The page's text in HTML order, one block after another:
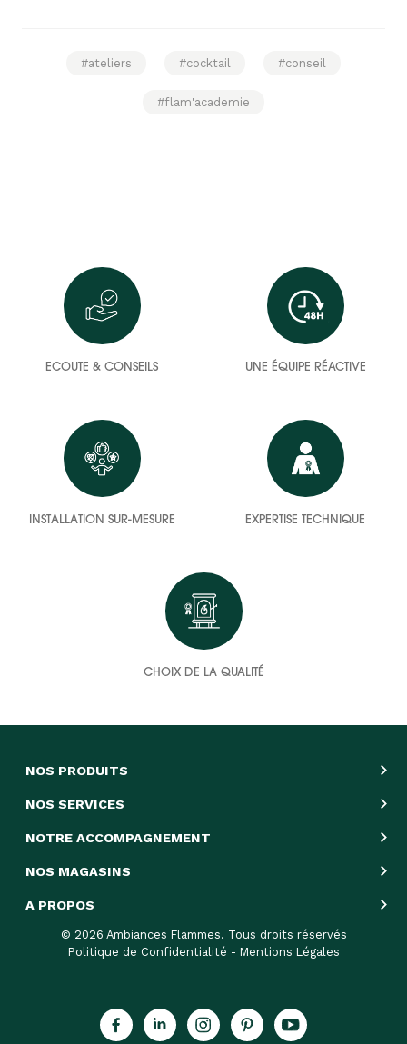
#ateliers #cocktail #conseil
#flam'academie
ECOUTE & CONSEILS UNE ÉQUIPE RÉACTIVE
INSTALLATION SUR-MESURE EXPERTISE TECHNIQUE
CHOIX DE LA QUALITÉ
NOS PRODUITS
NOS SERVICES
NOTRE ACCOMPAGNEMENT
NOS MAGASINS
A PROPOS
© 2026 Ambiances Flammes. Tous droits réservés
Politique de Confidentialité - Mentions Légales